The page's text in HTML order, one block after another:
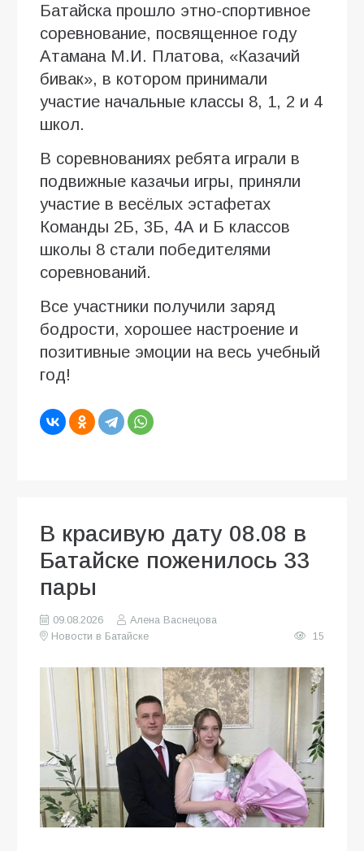
Батайска прошло этно-спортивное
соревнование, посвященное году
Атамана М.И. Платова, «Казачий
бивак», в котором принимали
участие начальные классы 8, 1, 2 и 4
школ.
В соревнованиях ребята играли в
подвижные казачьи игры, приняли
участие в весёлых эстафетах
Команды 2Б, 3Б, 4А и Б классов
школы 8 стали победителями
соревнований.
Все участники получили заряд
бодрости, хорошее настроение и
позитивные эмоции на весь учебный
год!
В красивую дату 08.08 в
Батайске поженилось 33
пары
09.08.2026
Алена Васнецова
Новости в Батайске
15